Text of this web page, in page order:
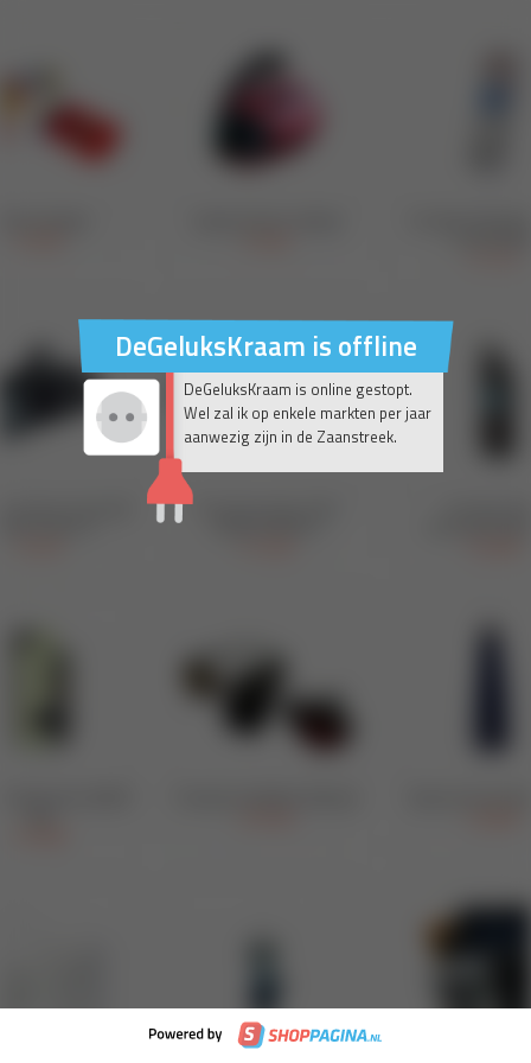
DeGeluksKraam is offline
DeGeluksKraam is online gestopt.
Wel zal ik op enkele markten per jaar
aanwezig zijn in de Zaanstreek.